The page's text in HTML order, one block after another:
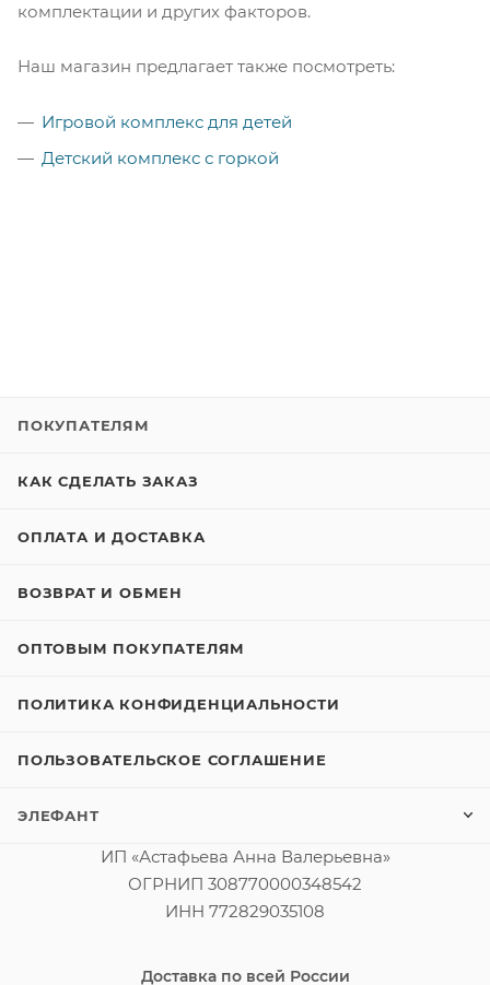
комплектации и других факторов.
Наш магазин предлагает также посмотреть:
Игровой комплекс для детей
Детский комплекс с горкой
ПОКУПАТЕЛЯМ
КАК СДЕЛАТЬ ЗАКАЗ
ОПЛАТА И ДОСТАВКА
ВОЗВРАТ И ОБМЕН
ОПТОВЫМ ПОКУПАТЕЛЯМ
ПОЛИТИКА КОНФИДЕНЦИАЛЬНОСТИ
ПОЛЬЗОВАТЕЛЬСКОЕ СОГЛАШЕНИЕ
ЭЛЕФАНТ
ИП «Астафьева Анна Валерьевна»
ОГРНИП 308770000348542
ИНН 772829035108
Доставка по всей России